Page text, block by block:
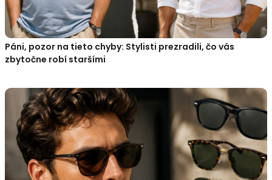
Páni, pozor na tieto chyby: Stylisti prezradili, čo vás
zbytočne robí staršími